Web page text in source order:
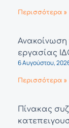
Περισσότερα »
εργασίας
6 Αυγούστου,
Περισσότερα »
Πίνακας